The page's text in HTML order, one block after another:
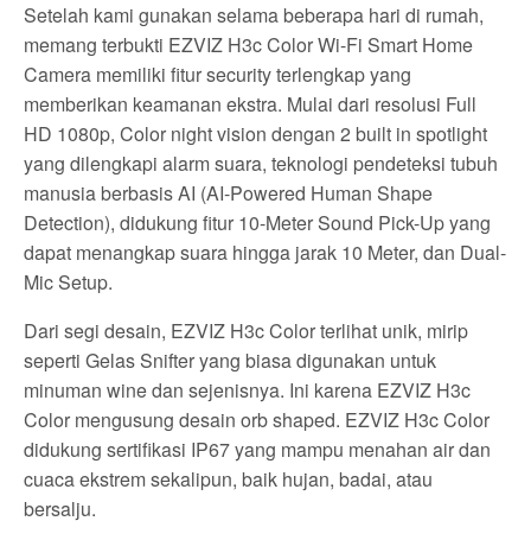
Setelah kami gunakan selama beberapa hari di rumah,
memang terbukti EZVIZ H3c Color Wi-Fi Smart Home
Camera memiliki fitur security terlengkap yang
memberikan keamanan ekstra. Mulai dari resolusi Full
HD 1080p, Color night vision dengan 2 built in spotlight
yang dilengkapi alarm suara, teknologi pendeteksi tubuh
manusia berbasis AI (AI-Powered Human Shape
Detection), didukung fitur 10-Meter Sound Pick-Up yang
dapat menangkap suara hingga jarak 10 Meter, dan Dual-
Mic Setup.
Dari segi desain, EZVIZ H3c Color terlihat unik, mirip
seperti Gelas Snifter yang biasa digunakan untuk
minuman wine dan sejenisnya. Ini karena EZVIZ H3c
Color mengusung desain orb shaped. EZVIZ H3c Color
didukung sertifikasi IP67 yang mampu menahan air dan
cuaca ekstrem sekalipun, baik hujan, badai, atau
bersalju.